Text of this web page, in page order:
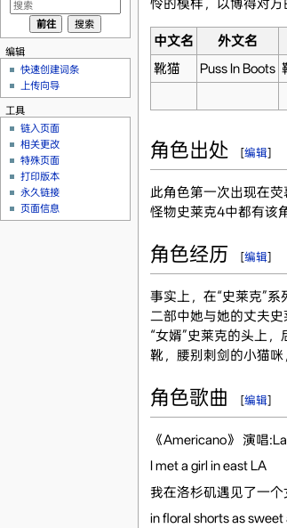
怜的模样，以博得对方
中文名 外文名
靴猫
Puss In Boots
角色出处 [编辑]
此角色第一次出现在
怪物史莱克4中都有该
角色经历 [编辑]
事实上，在“史莱克”
二部中她与她的丈夫
“女婿”史莱克的头上
靴，腰别刺剑的小猫咪
角色歌曲 [编辑]
《Americano》 演唱
I met a girl in east LA
我在洛杉矶遇见了一个
in floral shorts as sweet
编辑
快速创建词条
上传向导
工具
链入页面
相关更改
特殊页面
打印版本
永久链接
页面信息